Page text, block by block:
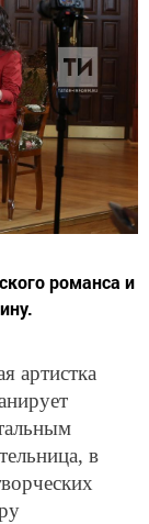
романса и
артистка
в